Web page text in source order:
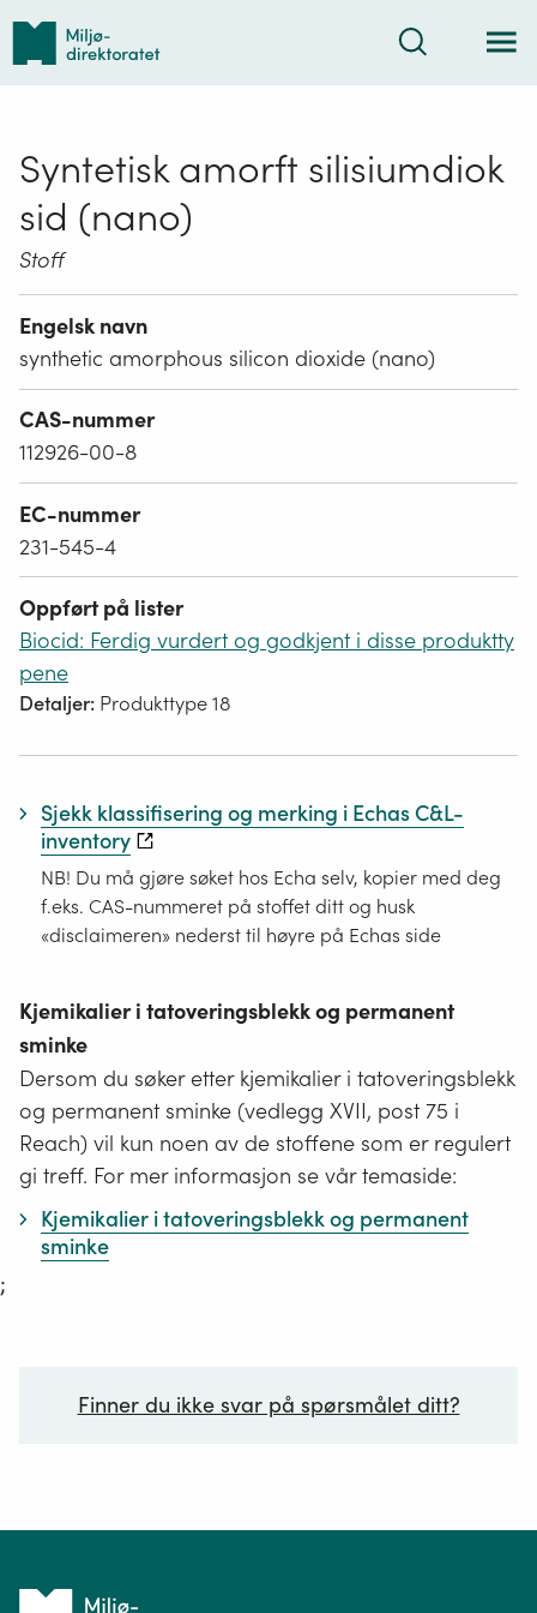
Tilbake
forsiden
Søk
Syntetisk amorft silisiumdiok
sid (nano)
Stoff
Engelsk navn
synthetic amorphous silicon dioxide (nano)
CAS-nummer
112926-00-8
EC-nummer
231-545-4
Oppført på lister
Biocid: Ferdig vurdert og godkjent i disse produktty
pene
Detaljer: Produkttype 18
Sjekk klassifisering og merking i Echas C&L-
inventory
NB! Du må gjøre søket hos Echa selv, kopier med deg
f.eks. CAS-nummeret på stoffet ditt og husk
«disclaimeren» nederst til høyre på Echas side
Kjemikalier i tatoveringsblekk og permanent
sminke
Dersom du søker etter kjemikalier i tatoveringsblekk
og permanent sminke (vedlegg XVII, post 75 i
Reach) vil kun noen av de stoffene som er regulert
gi treff. For mer informasjon se vår temaside:
Kjemikalier i tatoveringsblekk og permanent
sminke
;
Finner du ikke svar på spørsmålet ditt?
Tilbake